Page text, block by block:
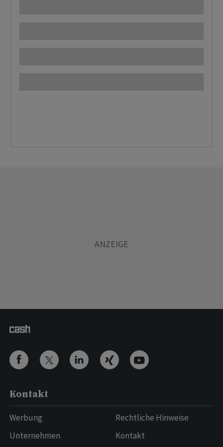
Kontakt
Werbung
Unternehmen
Rechtliche Hinweise
Kontakt